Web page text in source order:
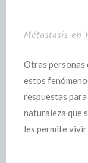
Métastasis en
Otras personas
estos
respuestas
naturaleza que
les permite vivir